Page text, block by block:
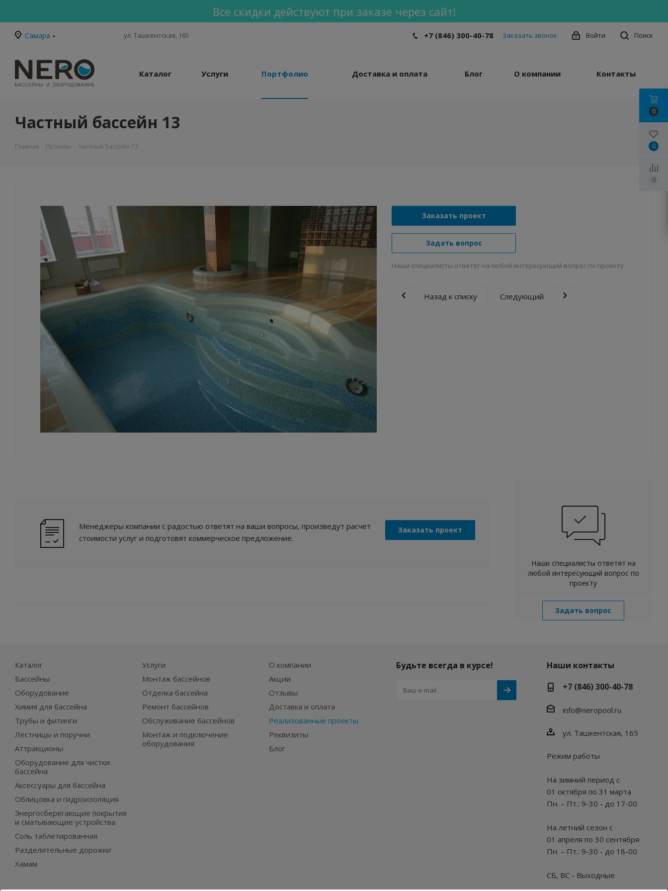
Все скидки действуют при заказе через сайт!
Самара ул. Ташкентская, 165 Поиск
Войти
+7 (846) 300-40-78 Заказать звонок
Каталог Услуги Портфолио Доставка и оплата Блог О компании Контакты
Частный бассейн 13
Главная - Проекты - Частный бассейн 13
Заказать проект
Задать вопрос
Наши специалисты ответят на любой интересующий вопрос по проекту
Назад к списку Следующий
Наши специалисты ответят на
любой интересующий вопрос по
проекту
Задать вопрос
Менеджеры компании с радостью ответят на ваши вопросы, произведут расчет
стоимости услуг и подготовят коммерческое предложение.
Заказать проект
Каталог
Бассейны
Оборудование
Химия для бассейна
Трубы и фитинги
Лестницы и поручни
Аттракционы
Оборудование для чистки
бассейна
Аксессуары для бассейна
Облицовка и гидроизоляция
Энергосберегающие покрытия
и сматывающие устройства
Соль таблетированная
Разделительные дорожки
Хамам
Услуги
Монтаж бассейнов
Отделка бассейна
Ремонт бассейнов
Обслуживание бассейнов
Монтаж и подключение
оборудования
О компании
Акции
Отзывы
Доставка и оплата
Реализованные проекты
Реквизиты
Блог
Будьте всегда в курсе!
Наши контакты
+7 (846) 300-40-78
info@neropool.ru
ул. Ташкентская, 165
Режим работы
На зимний период с
01 октября по 31 марта
Пн. – Пт.: 9-30 - до 17-00
На летний сезон с
01 апреля по 30 сентября
Пн. – Пт.: 9-30 - до 18-00
СБ, ВС - Выходные
0
0
0